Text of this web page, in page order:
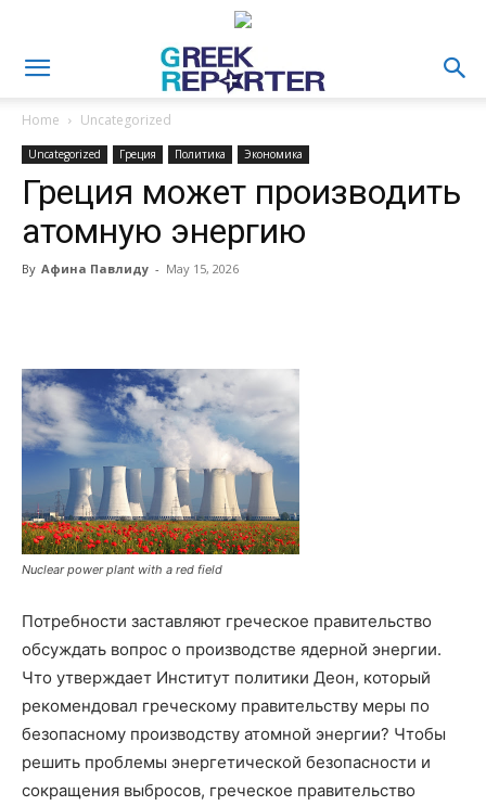
Home Uncategorized
Uncategorized Греция Политика Экономика
Греция может производить
атомную энергию
By Афина Павлиду - May 15, 2026
Nuclear power plant with a red field
Потребности заставляют греческое правительство
обсуждать вопрос о производстве ядерной энергии.
Что утверждает Институт политики Деон, который
рекомендовал греческому правительству меры по
безопасному производству атомной энергии? Чтобы
решить проблемы энергетической безопасности и
сокращения выбросов, греческое правительство